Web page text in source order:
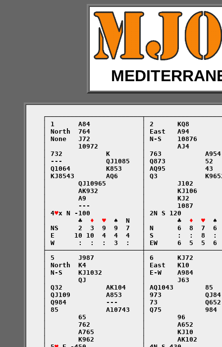
│ 1      A84             │ 2      KQ8
│ North  764             │ East   A94
│ None   J72             │ N-S    10876
│        10972           │        AJ4
│ 732           K        │ 763
│ ---           QJ1085   │ Q873          52
│ Q1064         K853     │ AQ95          43
│ KJ8543        AQ6      │ Q3
│        QJ10965         │        J102
│        AK932           │        KJ106
│        A9              │        KJ2
│        ---             │        1087
    │ 4
♥x N -100             │ 2N S 120
    │        ♣
♦  ♥
  ♠  N   │        ♣
♦  ♥
♠
│ NS     2  3  9  9  7   │ N      6  8  7
│ E     10 10  4  4  4   │ S      :  :  8
│ W      :  :  :  3  :   │ EW     6  5  5
│ 5      J987            │ 6      KJ72
│ North  K4              │ East   K10
│ N-S    KJ1032          │ E-W    A984
│        QJ              │        J63
│ Q32           AK104    │ AQ1043        85
│ QJ109         A853     │ 973
│ Q984          ---      │ 73
│ 85            A10743   │ Q75
│        65              │        96
│        762             │        A652
│        A765            │        KJ10
│        K962            │        AK102